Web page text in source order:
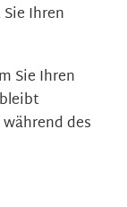
Ihren
Sie Ihren
des